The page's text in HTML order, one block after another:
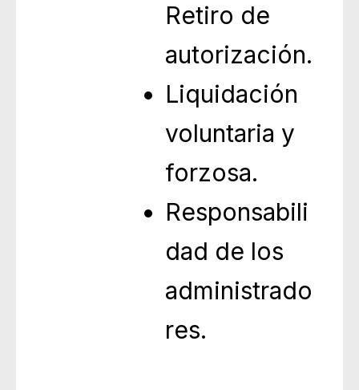
Retiro de
autorización.
Liquidación
voluntaria y
forzosa.
Responsabili
dad de los
administrado
res.